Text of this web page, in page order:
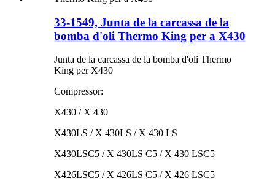
33-1549, Junta de la carcassa de la
bomba d'oli Thermo King per a X430
Junta de la carcassa de la bomba d'oli Thermo
King per X430
Compressor:
X430 / X 430
X430LS / X 430LS / X 430 LS
X430LSC5 / X 430LS C5 / X 430 LSC5
X426LSC5 / X 426LS C5 / X 426 LSC5